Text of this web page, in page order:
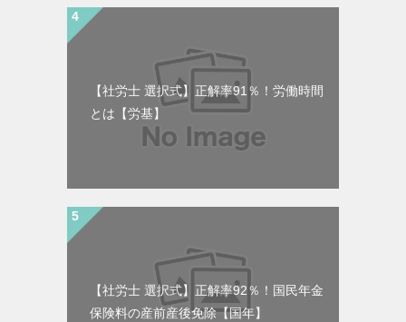
【社労士 選択式】正解率91％！労働時間
とは【労基】
【社労士 選択式】正解率92％！国民年金
保険料の産前産後免除【国年】